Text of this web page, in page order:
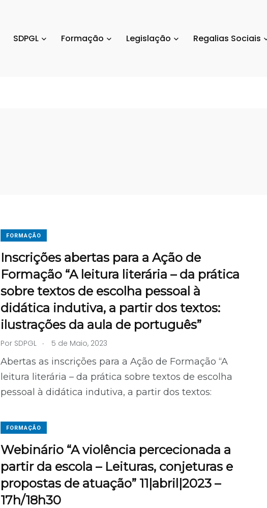
SDPGL Formação Legislação Regalias Sociais
FORMAÇÃO
Inscrições abertas para a Ação de
Formação “A leitura literária – da prática
sobre textos de escolha pessoal à
didática indutiva, a partir dos textos:
ilustrações da aula de português”
Por SDPGL . 5 de Maio, 2023
Abertas as inscrições para a Ação de Formação “A
leitura literária – da prática sobre textos de escolha
pessoal à didática indutiva, a partir dos textos:
FORMAÇÃO
Webinário “A violência percecionada a
partir da escola – Leituras, conjeturas e
propostas de atuação” 11|abril|2023 –
17h/18h30